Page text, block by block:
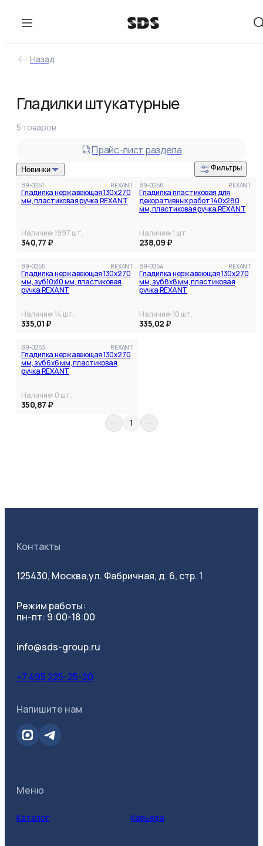
Назад
Гладилки штукатурные
5 товаров
Прайс-лист раздела
Новинки Фильтры
89-0251 REXANT
Гладилка нержавеющая 130х270
мм, пластиковая ручка REXANT
Наличие:1997 шт.
340,77 ₽
89-0256 REXANT
Гладилка пластиковая для
декоративных работ 140х280
мм, пластиковая ручка REXANT
Наличие:1 шт.
238,09 ₽
89-0255 REXANT
Гладилка нержавеющая 130х270
мм, зуб 10х10 мм, пластиковая
ручка REXANT
Наличие:14 шт.
335,01 ₽
89-0254 REXANT
Гладилка нержавеющая 130х270
мм, зуб 8х8 мм, пластиковая
ручка REXANT
Наличие:10 шт.
335,02 ₽
89-0253 REXANT
Гладилка нержавеющая 130х270
мм, зуб 6х6 мм, пластиковая
ручка REXANT
Наличие: 0 шт.
350,87 ₽
1
Контакты
125430, Москва,ул. Фабричная, д. 6, стр. 1
Режим работы:
пн-пт: 9:00-18:00
info@sds-group.ru
+7 495 225-25-20
Напишите нам
Меню
Каталог Карьера
Все фильтры
Категория
В наличии
Цена
от